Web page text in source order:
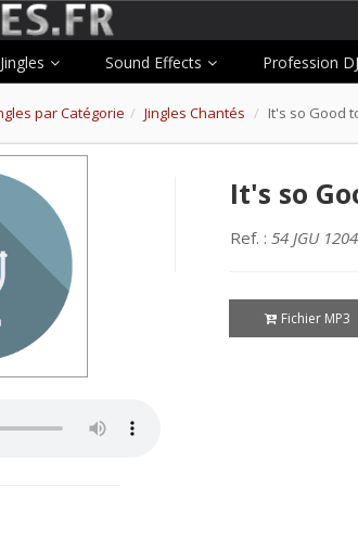
Jingles Sound Effects Profession DJ
par Catégorie Jingles Chantés It's so Good
It's so
Ref. : 54 JGU
Fichier MP3